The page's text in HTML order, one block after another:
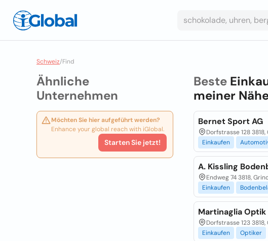
Schweiz/Find
Ähnliche
Unternehmen
Möchten Sie hier aufgeführt werden?
Enhance your global reach with iGlobal.
Starten Sie jetzt!
Beste
meiner
Bernet Sport AG
Dorfstrasse 128
Einkaufen
A. Kissling
Endweg 74 3818,
Einkaufen
Martinaglia Optik
Dorfstrasse 123
Einkaufen
Optiker